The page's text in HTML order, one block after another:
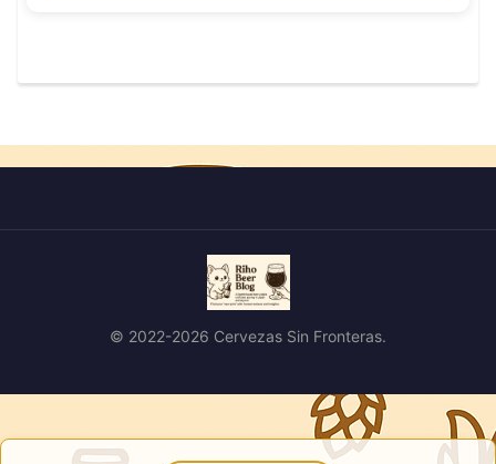
© 2022-2026 Cervezas Sin Fronteras.